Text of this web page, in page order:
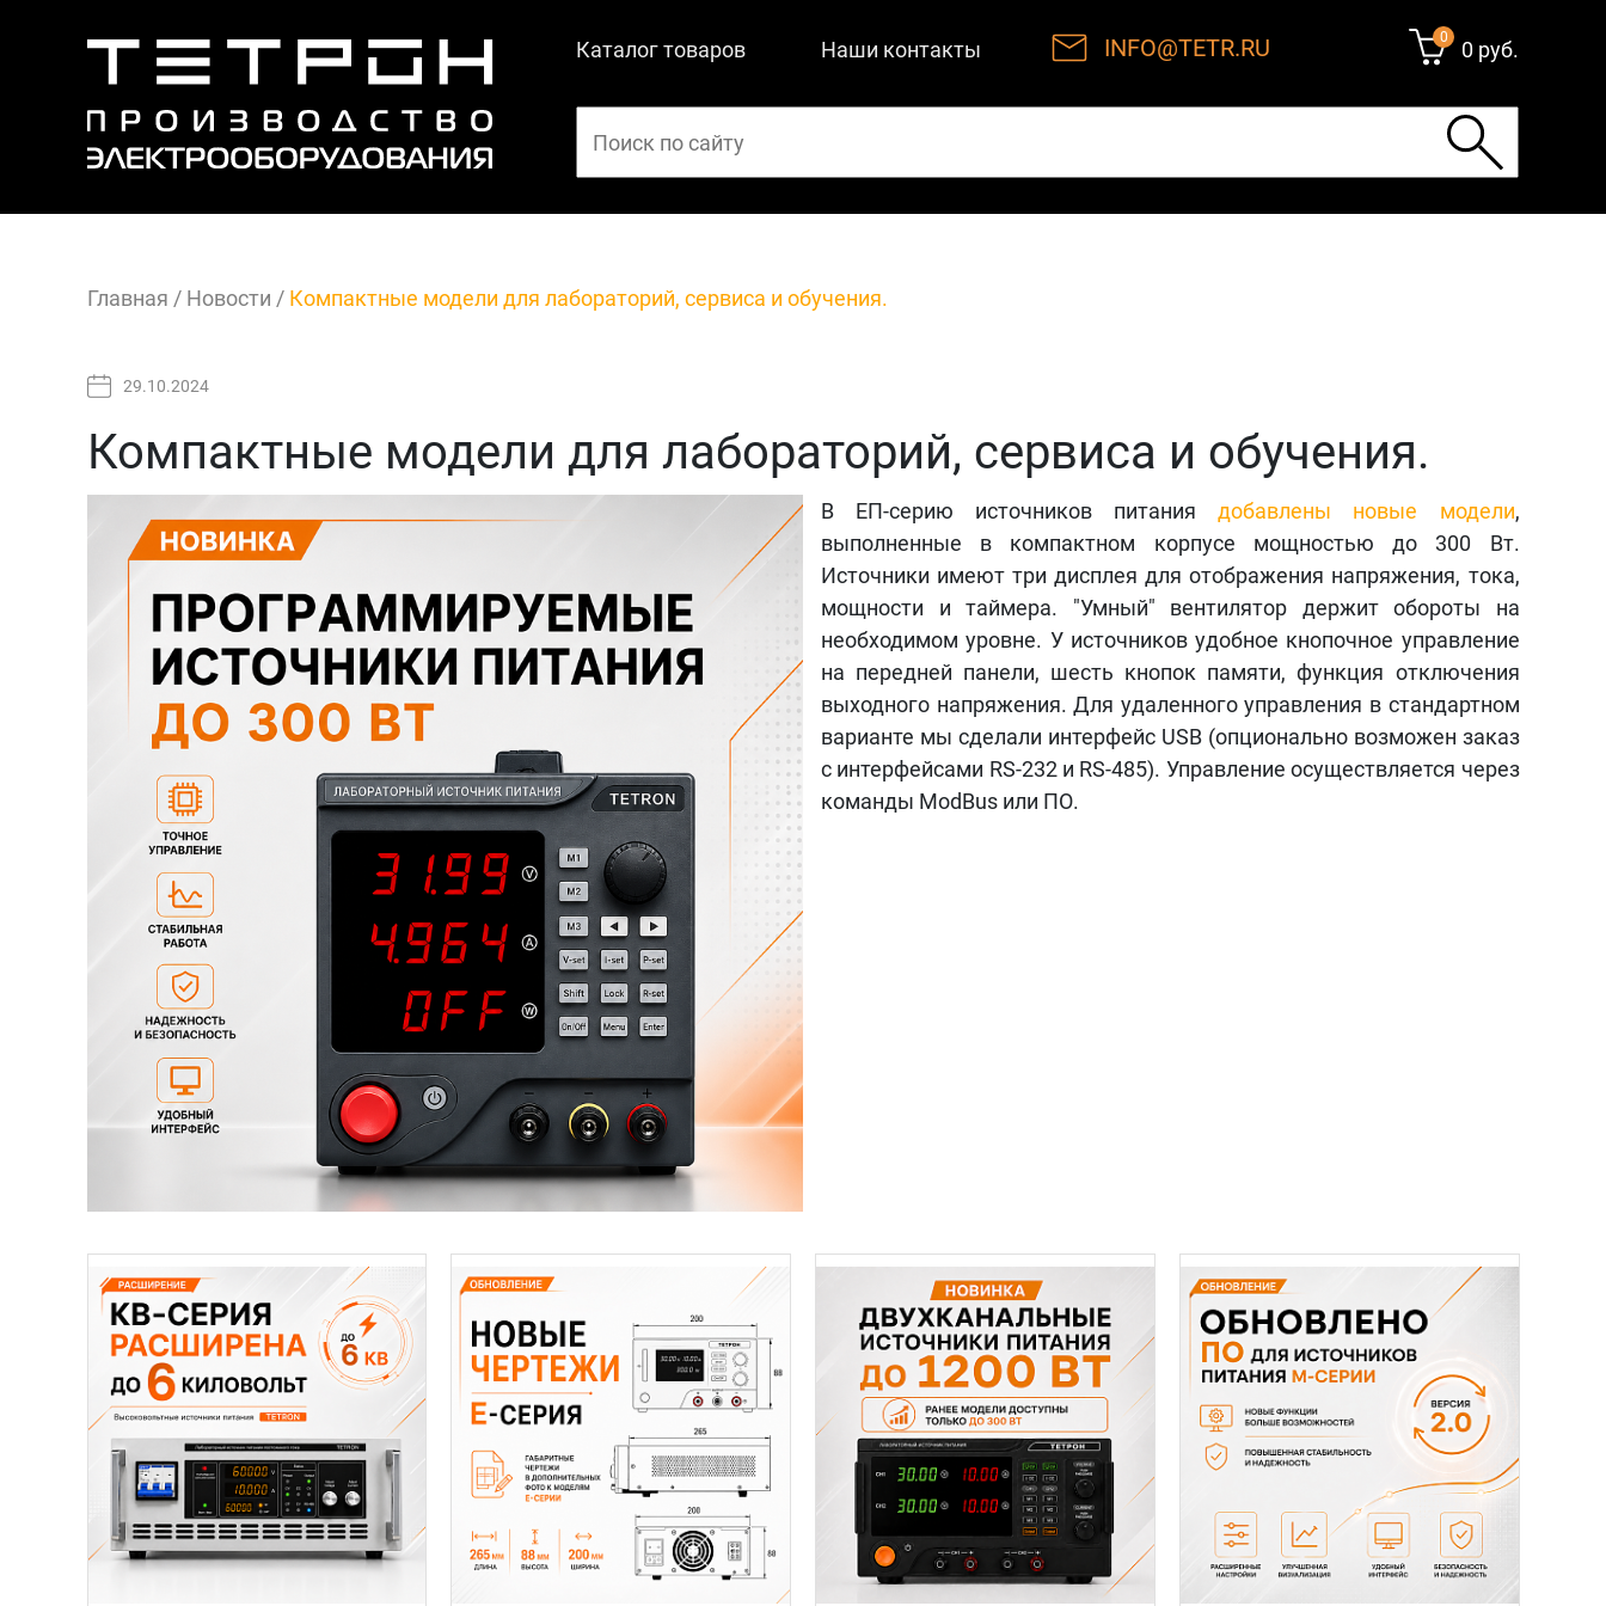
Каталог товаров Наши контакты INFO@TETR.RU 0 0 руб.
Главная / Новости / Компактные модели для лабораторий, сервиса и обучения.
29.10.2024
Компактные модели для лабораторий, сервиса и обучения.
В ЕП-серию источников питаниядобавлены новые модели,
выполненные в компактном корпусе мощностью до 300 Вт.
Источники имеют три дисплея для отображения напряжения, тока,
мощности и таймера. "Умный" вентилятор держит обороты на
необходимом уровне. У источников удобное кнопочное управление
на передней панели, шесть кнопок памяти, функция отключения
выходного напряжения. Для удаленного управления в стандартном
варианте мы сделали интерфейс USB (опционально возможен заказ
с интерфейсами RS-232 и RS-485). Управление осуществляется через
команды ModBus или ПО.